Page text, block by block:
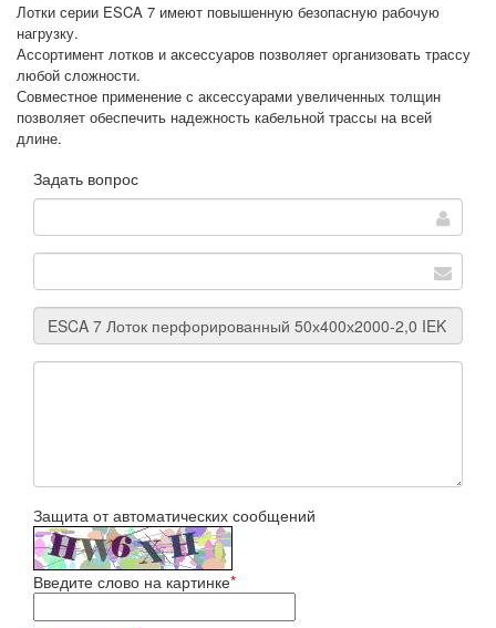
Лотки серии ESCA 7 имеют повышенную безопасную рабочую
нагрузку.
Ассортимент лотков и аксессуаров позволяет организовать трассу
любой сложности.
Совместное применение с аксессуарами увеличенных толщин
позволяет обеспечить надежность кабельной трассы на всей
длине.
Задать вопрос
Защита от автоматических сообщений
Введите слово на картинке*